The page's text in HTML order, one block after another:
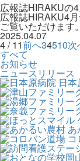
広報誌HIRAKUの
広報誌HIRAKU4
ご覧いただけます
2025.04.07
4 / 11前へ34510次
すべて
お知らせ
ニュースリリース
日
あ
コ